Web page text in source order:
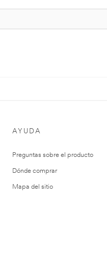
AYUDA
Preguntas sobre el producto
Dónde comprar
Mapa del sitio